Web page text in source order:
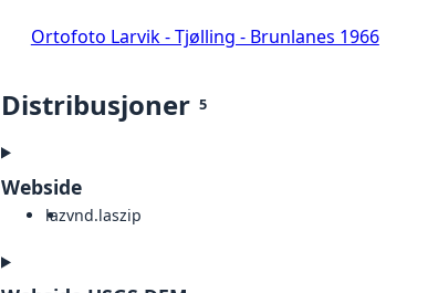
Ortofoto Larvik - Tjølling - Brunlanes 1966
Distribusjoner 5
Webside
lazvnd.laszip